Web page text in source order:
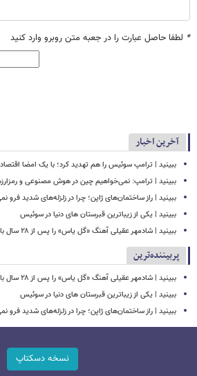
* لطفا حاصل عبارت را در جعبه متن روبرو وارد کنید
آخرین اخبار
ببینید | ترامپ سوئیس را هم تهدید کرد؛ با یک امضا
ببینید | ترامپ: نمی‌خواهیم چین در هوش مصنوعی و
ببینید | راز ساختمان‌های ژاپن؛ چرا در زلزله‌های شدید فرو
ببینید | یکی از زیباترین قبرستان های دنیا در سوئیس
ببینید | شادمهر عقیلی آهنگ «گل یاس» را پس از ۲۸ سال بازخوانی کرد
پربیننده‌ترین
ببینید | شادمهر عقیلی آهنگ «گل یاس» را پس از ۲۸ سال بازخوانی کرد
ببینید | یکی از زیباترین قبرستان های دنیا در سوئیس
ببینید | راز ساختمان‌های ژاپن؛ چرا در زلزله‌های شدید فرو
نسخه دسکتاپ